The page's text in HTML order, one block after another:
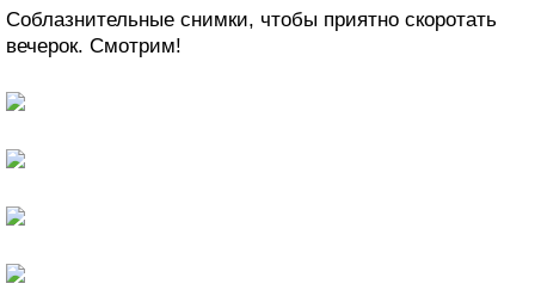
Соблазнительные снимки, чтобы приятно скоротать
вечерок. Смотрим!